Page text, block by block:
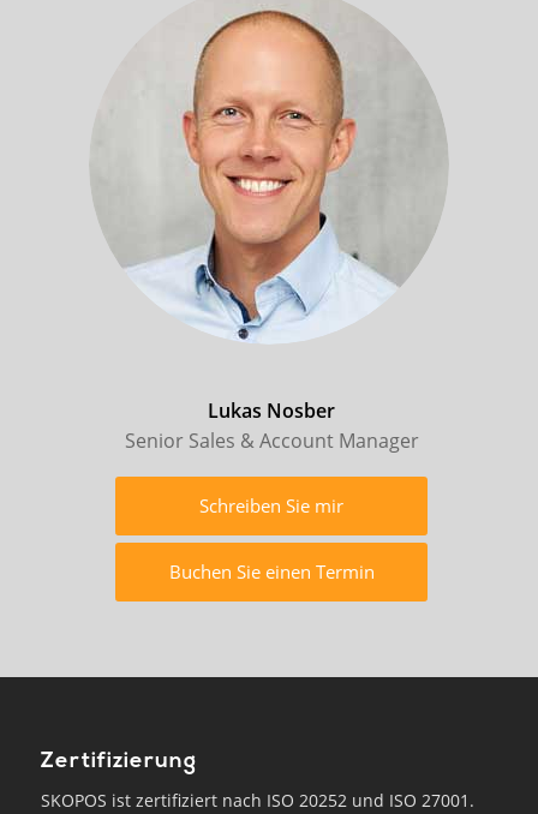
Lukas Nosber
Senior Sales & Account Manager
Schreiben Sie mir
Buchen Sie einen Termin
Zertifizierung
SKOPOS ist zertifiziert nach ISO 20252 und ISO 27001.